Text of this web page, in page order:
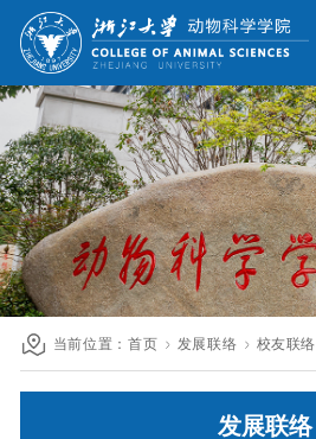
网站首页
院情总览
师资队伍
人才培养
科学研究
国际交流
发展联络
当前位置：首页 发展联络 校友联络
发展联络